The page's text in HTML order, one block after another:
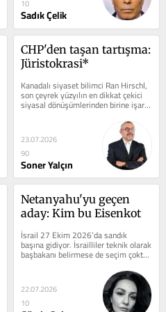
10
Sadık Çelik
CHP'den taşan tartışma:
Jüristokrasi*
Kanadalı siyaset bilimci Ran Hirschl,
son çeyrek yüzyılın en dikkat çekici
siyasal dönüşümlerinden birine işaret
etti: Demokrasilerin...
23.07.2026
90
Soner Yalçın
Netanyahu'yu geçen
aday: Kim bu Eisenkot
İsrail 27 Ekim 2026’da sandık
başına gidiyor. İsrailliler teknik olarak
başbakanı belirmese de seçim çoktan
Netanyahu hakkında bir...
22.07.2026
10